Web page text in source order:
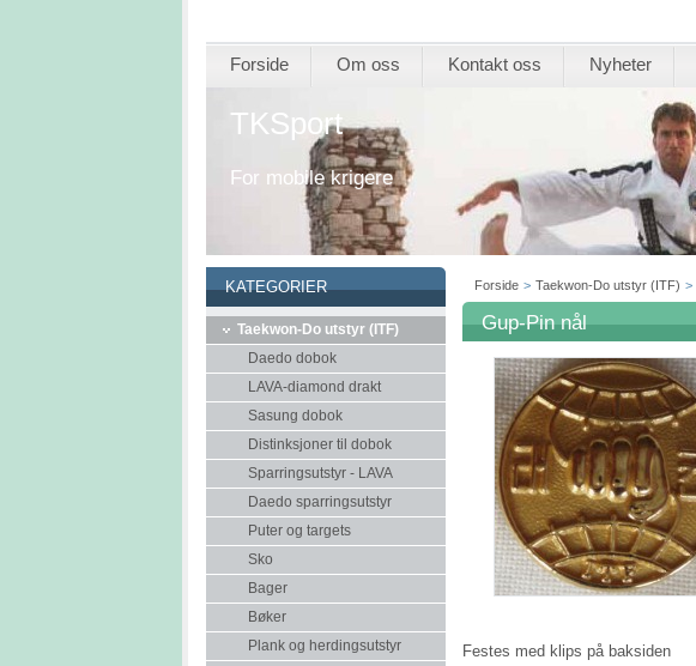
Forside Om oss Kontakt oss Nyheter
TKSport
For mobile krigere
Forside > Taekwon-Do utstyr (ITF) >
Gup-Pin nål
Festes med klips på baksiden
KATEGORIER
Taekwon-Do utstyr (ITF)
Daedo dobok
LAVA-diamond drakt
Sasung dobok
Distinksjoner til dobok
Sparringsutstyr - LAVA
Daedo sparringsutstyr
Puter og targets
Sko
Bager
Bøker
Plank og herdingsutstyr